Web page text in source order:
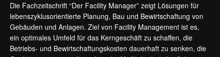
Die Fachzeitschrift “Der Facility Manager” zeigt Lösungen für
lebenszyklusorientierte Planung, Bau und Bewirtschaftung von
Gebäuden und Anlagen. Ziel von Facility Management ist es,
ein optimales Umfeld für das Kerngeschäft zu schaffen, die
Betriebs- und Bewirtschaftungskosten dauerhaft zu senken, die